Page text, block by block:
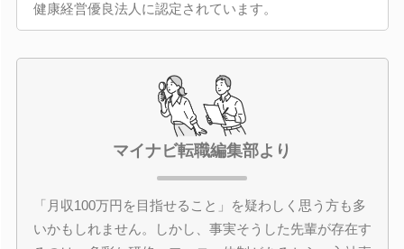
健康経営優良法人に認定されています。
マイナビ転職編集部より
「月収100万円を目指せること」を疑わしく思う方も多
いかもしれません。しかし、事実そうした先輩が存在す